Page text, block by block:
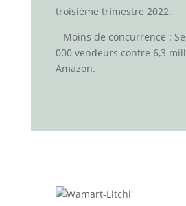
troisième trimestre 2022.
– Moins de concurrence :
000 vendeurs contre 6,3
Amazon.